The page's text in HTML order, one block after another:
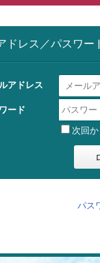
ドレス／パスワ
アドレス
ード
次回
パス